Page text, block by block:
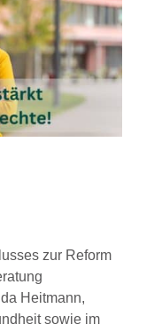
zur Reform
Heitmann,
sowie im